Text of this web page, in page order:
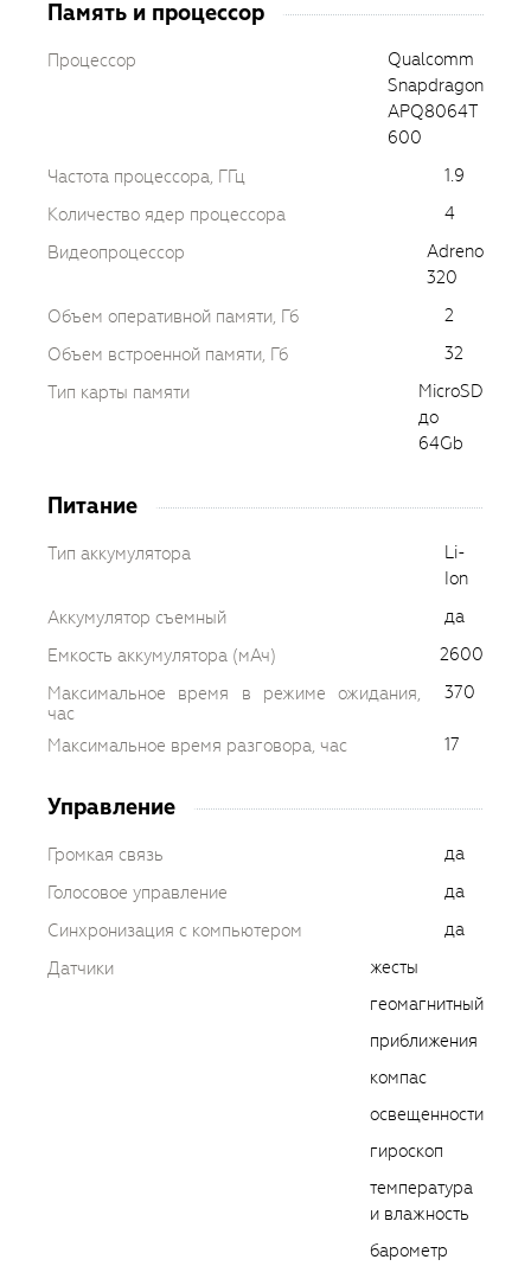
Память и процессор
Процессор
Qualcomm
Snapdragon
APQ8064T
600
Частота процессора, ГГц
1.9
Количество ядер процессора
4
Видеопроцессор
Adreno
320
Объем оперативной памяти, Гб
2
Объем встроенной памяти, Гб
32
Тип карты памяти
MicroSD
до
64Gb
Питание
Тип аккумулятора
Li-
Ion
Аккумулятор съемный
да
Емкость аккумулятора (мАч)
2600
Максимальное время в режиме ожидания,
час
370
Максимальное время разговора, час 17
Управление
Громкая связь
да
Голосовое управление
да
Синхронизация с компьютером
да
Датчики
жесты
геомагнитный
приближения
компас
освещенности
гироскоп
температура
и влажность
барометр